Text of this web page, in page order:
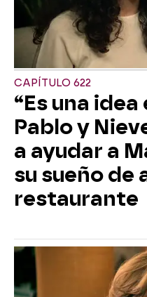
CAPÍTULO 622
“Es una
Pablo y
a ayudar a
su sueño de
restaurante